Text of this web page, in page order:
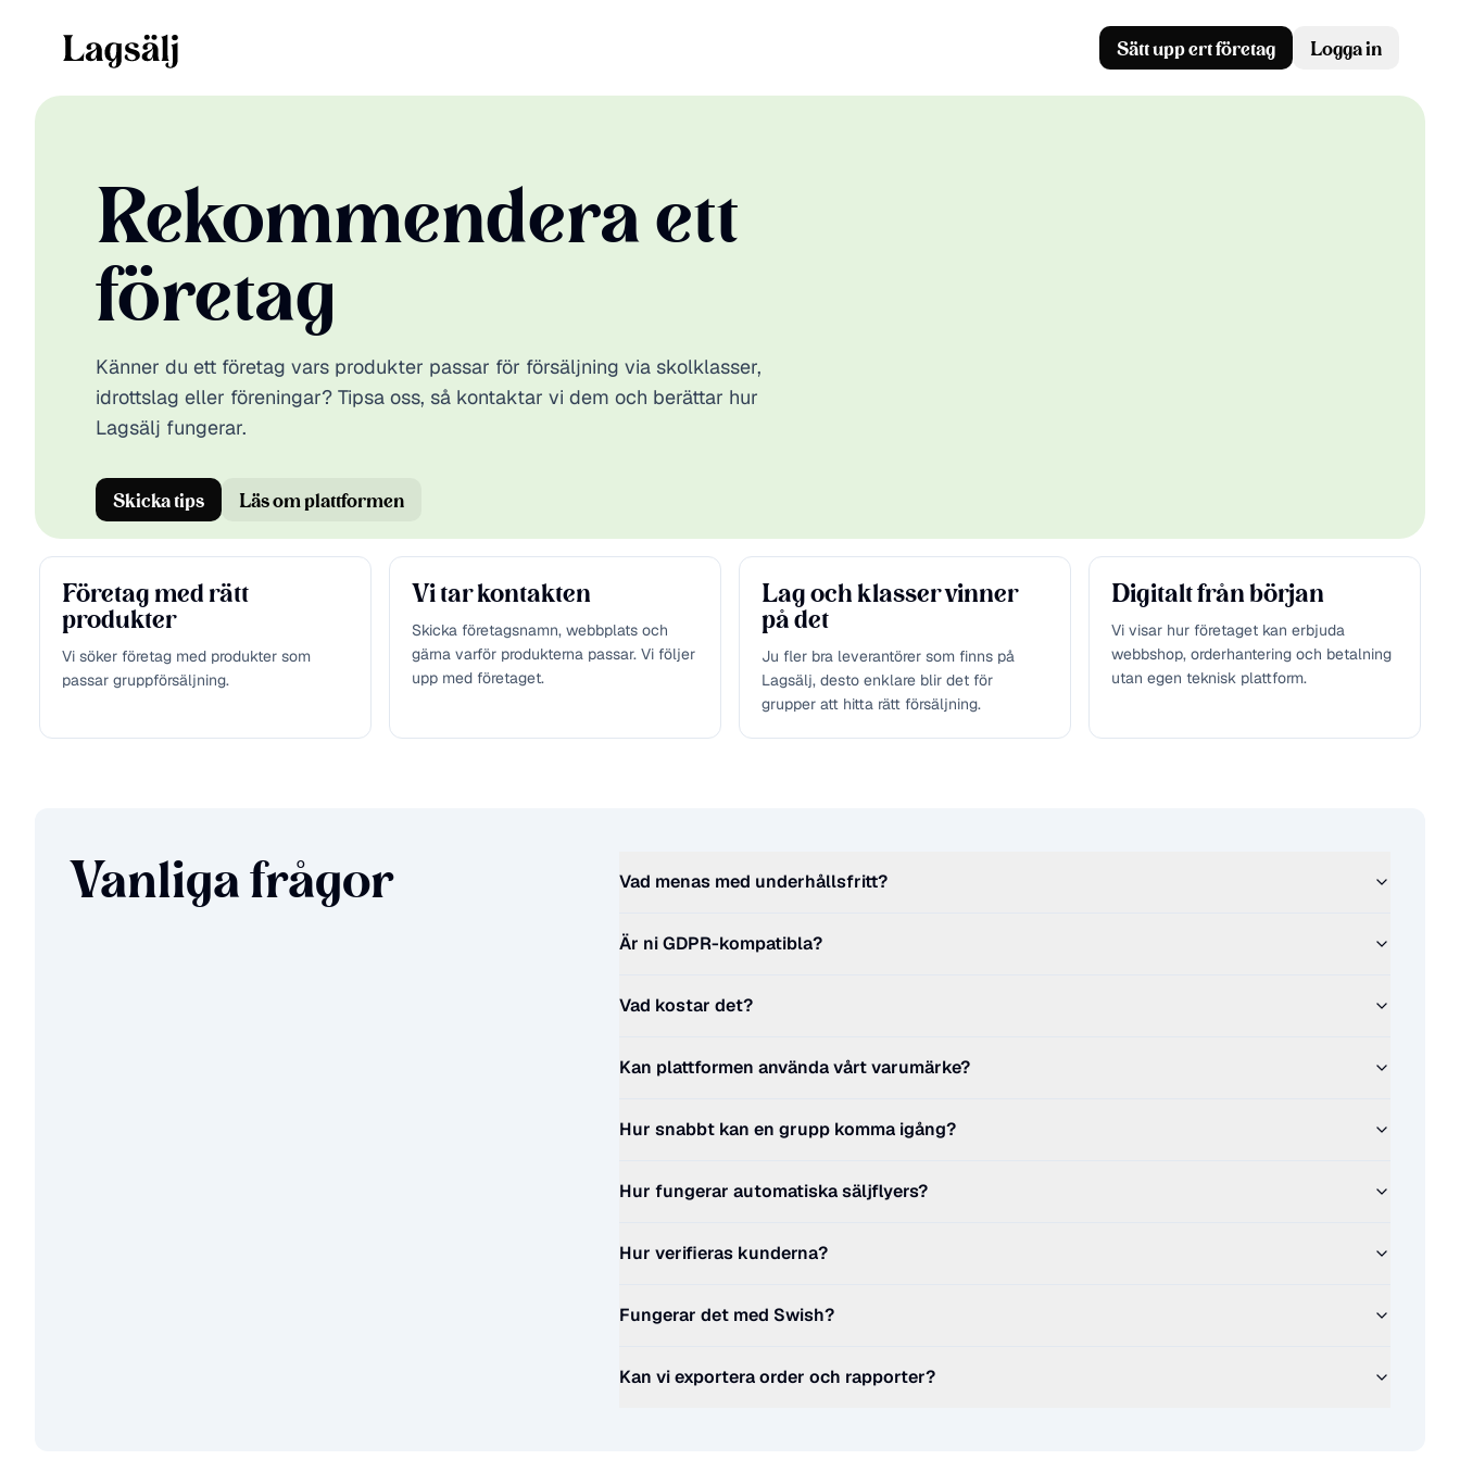
Sätt upp ert företag Logga in
Rekommendera ett
företag
Känner du ett företag vars produkter passar för försäljning via skolklasser,
idrottslag eller föreningar? Tipsa oss, så kontaktar vi dem och berättar hur
Lagsälj fungerar.
Skicka tips Läs om plattformen
Företag med rätt
produkter
Vi söker företag med produkter som
passar gruppförsäljning.
Vi tar kontakten
Skicka företagsnamn, webbplats och
gärna varför produkterna passar. Vi följer
upp med företaget.
Lag och klasser vinner
på det
Ju fler bra leverantörer som finns på
Lagsälj, desto enklare blir det för
grupper att hitta rätt försäljning.
Digitalt från början
Vi visar hur företaget kan erbjuda
webbshop, orderhantering och betalning
utan egen teknisk plattform.
Vanliga frågor Vad menas med underhållsfritt?
Är ni GDPR-kompatibla?
Vad kostar det?
Kan plattformen använda vårt varumärke?
Hur snabbt kan en grupp komma igång?
Hur fungerar automatiska säljflyers?
Hur verifieras kunderna?
Fungerar det med Swish?
Kan vi exportera order och rapporter?